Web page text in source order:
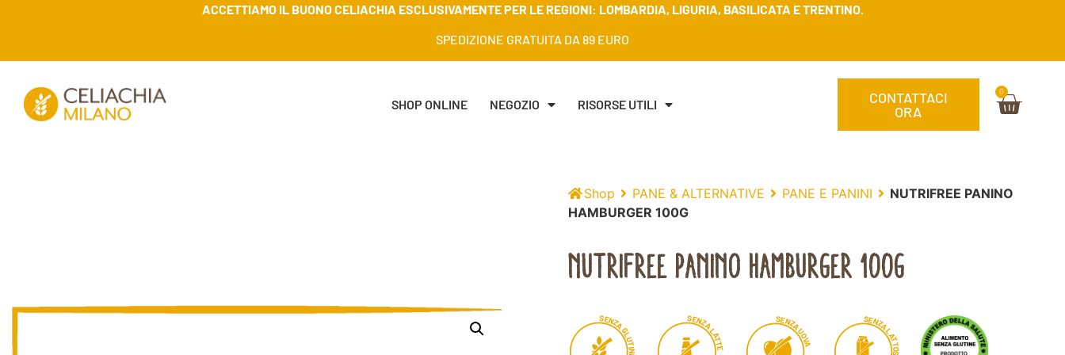
ACCETTIAMO IL BUONO CELIACHIA ESCLUSIVAMENTE PER LE REGIONI: LOMBARDIA, LIGURIA, BASILICATA E TRENTINO.
SPEDIZIONE GRATUITA DA 89 EURO
SHOP ONLINE NEGOZIO RISORSE UTILI
CONTATTACI
ORA
0
Shop PANE & ALTERNATIVE PANE E PANINI
NUTRIFREE PANINO
HAMBURGER 100G
NUTRIFREE PANINO HAMBURGER 100G
SENZAG
LU
T
I
N
SENZA
LA
T
T
E
SENZAU
O
V
A
SENZA
LA
T
T
O
S